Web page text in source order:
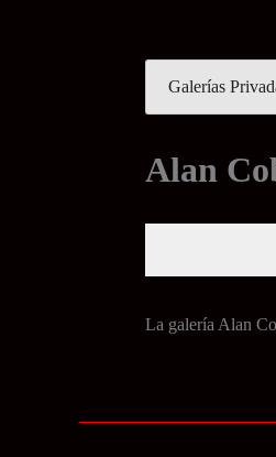
Galerías
Alan
La galería Alan